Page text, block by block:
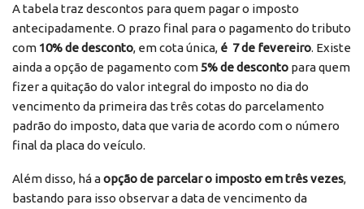
A tabela traz descontos para quem pagar o imposto
antecipadamente. O prazo final para o pagamento do tributo
com 10% de desconto, em cota única, é 7 de fevereiro. Existe
ainda a opção de pagamento com5% de desconto para quem
fizer a quitação do valor integral do imposto no dia do
vencimento da primeira das três cotas do parcelamento
padrão do imposto, data que varia de acordo com o número
final da placa do veículo.
Além disso, há aopção de parcelar o imposto em três vezes,
bastando para isso observar a data de vencimento da